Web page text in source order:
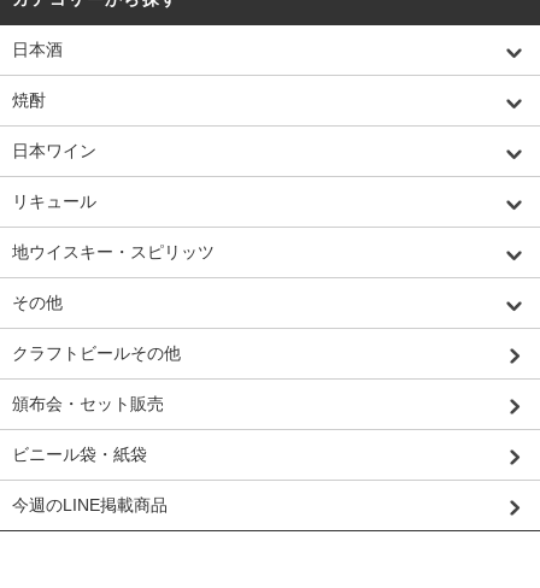
日本酒
焼酎
日本ワイン
リキュール
地ウイスキー・スピリッツ
その他
クラフトビールその他
頒布会・セット販売
ビニール袋・紙袋
今週のLINE掲載商品